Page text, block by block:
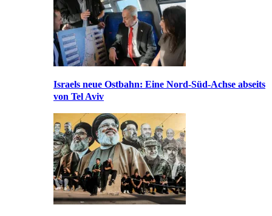
Israels neue Ostbahn: Eine Nord-Süd-Achse abseits
von Tel Aviv